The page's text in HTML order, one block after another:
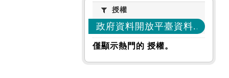
授權授權
政府資料開放平臺資料... (1)
僅顯示熱門的 授權。